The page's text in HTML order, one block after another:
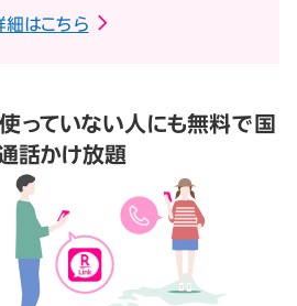
はこちら
ていない人にも無料で国
話かけ放題